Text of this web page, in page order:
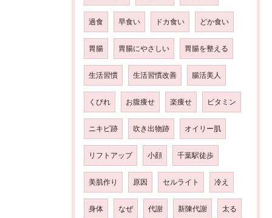
過食 早食い ドカ食い どか食い
胃腸 胃腸にやさしい 胃腸を整える
生活習慣 生活習慣改善 腸活美人
くびれ お腹痩せ 楽痩せ ビタミン
ニキビ跡 吹き出物跡 オイリー肌
リフトアップ 小顔 千葉駅徒歩
美肌作り 原因 セルライト 冷え
身体 なぜ 代謝 新陳代謝 太る